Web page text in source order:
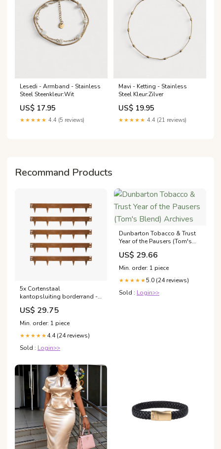
Lesedi - Armband - Stainless
Steel Steenkleur:Wit
US$ 17.95
★★★★★ 4.4 (5 reviews)
Mavi - Ketting - Stainless
Steel Kleur:Zilver
US$ 19.95
★★★★★ 4.4 (21 reviews)
Recommand Products
5x Cortenstaal
kantopsluiting borderrand -
106x16cm Macrophylla
US$ 29.75
Min. order: 1 piece
★★★★★ 4.4 (24 reviews)
Sold : Login>>
Dunbarton Tobacco & Trust
Year of the Pausers (Tom's
Blend) Archives
US$ 29.66
Min. order: 1 piece
★★★★★5.0 (24 reviews)
Sold : Login>>